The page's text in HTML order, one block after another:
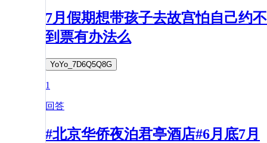
7月假期想带孩子去故宫怕自己约不
到票有办法么
YoYo_7D6Q5Q8G
1
回答
#北京华侨夜泊君亭酒店#6月底7月